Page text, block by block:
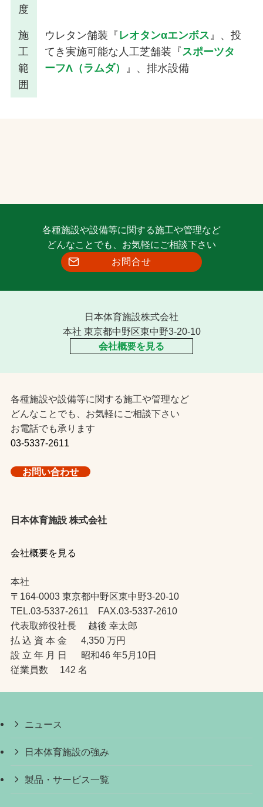
度
施
工
範
囲
ウレタン舗装『 レオタンαエンボス』、投
てき実施可能な人工芝舗装『スポーツタ
ーフΛ（ラムダ） 』、排水設備
各種施設や設備等に関する施工や管理など
どんなことでも、お気軽にご相談下さい
お問合せ
日本体育施設株式会社
本社 東京都中野区東中野3-20-10
会社概要を見る
各種施設や設備等に関する施工や管理など
どんなことでも、お気軽にご相談下さい
お電話でも承ります
03-5337-2611
お問い合わせ
日本体育施設 株式会社
会社概要を見る
本社
〒164-0003 東京都中野区東中野3-20-10
TEL.03-5337-2611 FAX.03-5337-2610
代表取締役社長 越後 幸太郎
払 込 資 本 金 4,350 万円
設 立 年 月 日 昭和46 年5月10日
従業員数 142 名
ニュース
日本体育施設の強み
製品・サービス一覧